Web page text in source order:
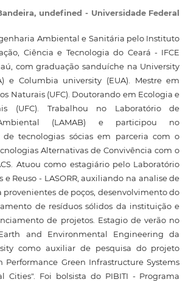
undefined - Universidade Federal
Ambiental e Sanitária pelo Instituto
Ciência e Tecnologia do Ceará - IFCE
com graduação sanduíche na University
e Columbia university (EUA). Mestre em
Naturais (UFC). Doutorando em Ecologia e
(UFC). Trabalhou no Laboratório de
(LAMAB) e participou no
de tecnologias sócias em parceria com o
Alternativas de Convivência com o
Atuou como estagiário pelo Laboratório
e Reuso - LASORR, auxiliando na analise de
provenientes de poços, desenvolvimento do
de resíduos sólidos da instituição e
de projetos. Estagio de verão no
and Environmental Engineering da
como auxiliar de pesquisa do projeto
Performance Green Infrastructure Systems
Cities". Foi bolsista do PIBITI - Programa